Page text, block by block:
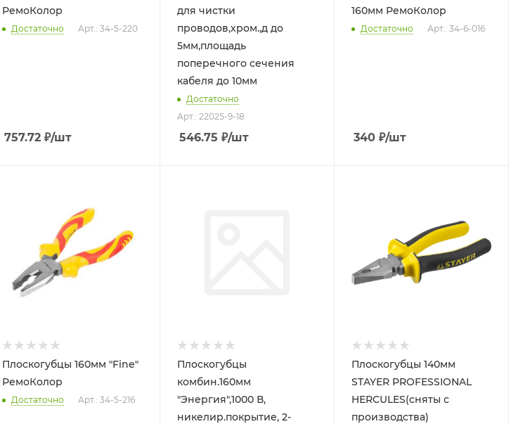
РемоКолор
Достаточно Арт.: 34-5-220
757.72 ₽/шт
для чистки
проводов,хром.,д до
5мм,площадь
поперечного сечения
кабеля до 10мм
Достаточно
Арт.: 22025-9-18
546.75 ₽/шт
160мм РемоКолор
Достаточно Арт.: 34-6-016
340₽/шт
Плоскогубцы 160мм "Fine"
РемоКолор
Достаточно Арт.: 34-5-216
Плоскогубцы
комбин.160мм
"Энергия",1000 В,
никелир.покрытие, 2-
Плоскогубцы 140мм
STAYER PROFESSIONAL
HERCULES(сняты с
производства)